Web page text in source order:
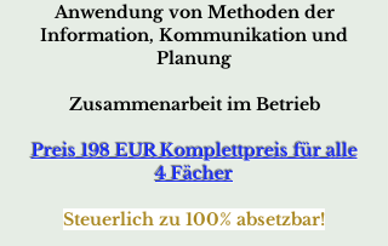
Anwendung von Methoden der
Information, Kommunikation und
Planung
Zusammenarbeit im Betrieb
Preis 198 EUR Komplettpreis für alle
4 Fächer
Steuerlich zu 100% absetzbar!